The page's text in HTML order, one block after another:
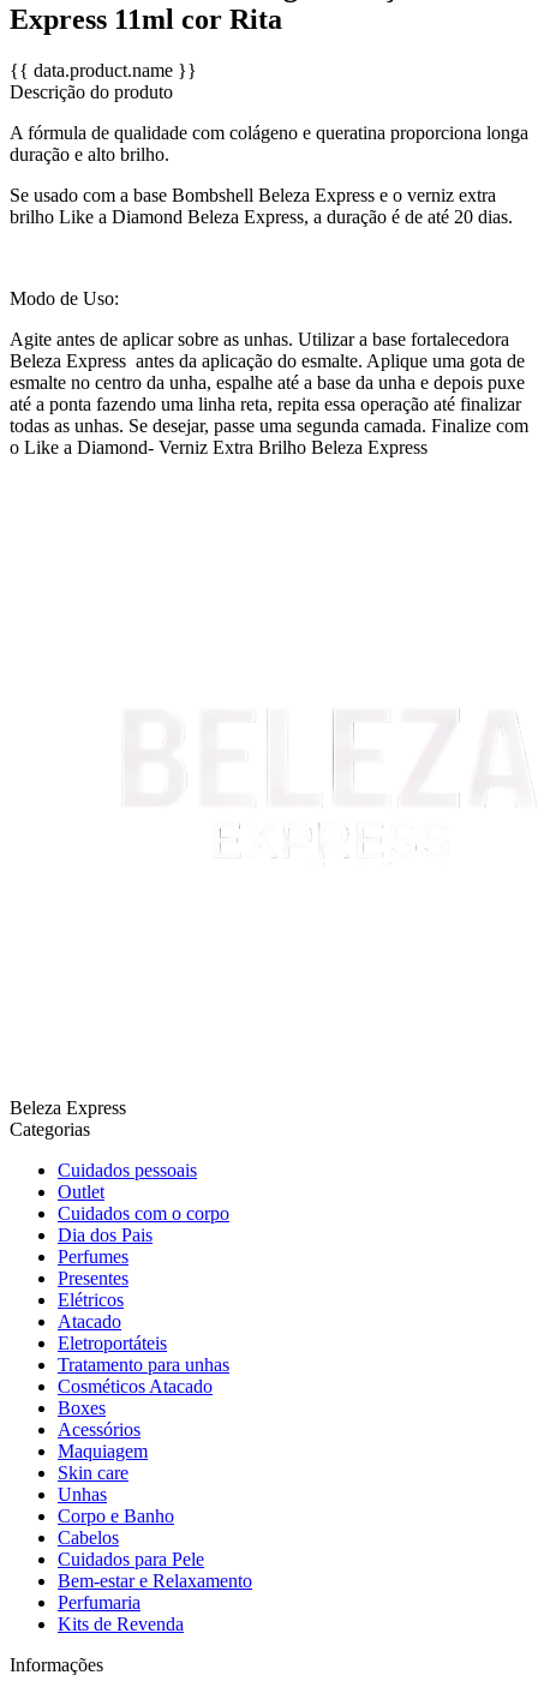
Express 11ml cor Rita
{{ data.product.name }}
Descrição do produto
A fórmula de qualidade com colágeno e queratina proporciona longa
duração e alto brilho.
Se usado com a base Bombshell Beleza Express e o verniz extra
brilho Like a Diamond Beleza Express, a duração é de até 20 dias.
Modo de Uso:
Agite antes de aplicar sobre as unhas. Utilizar a base fortalecedora
Beleza Express antes da aplicação do esmalte. Aplique uma gota de
esmalte no centro da unha, espalhe até a base da unha e depois puxe
até a ponta fazendo uma linha reta, repita essa operação até finalizar
todas as unhas. Se desejar, passe uma segunda camada. Finalize com
o Like a Diamond- Verniz Extra Brilho Beleza Express
Beleza Express
Categorias
Cuidados pessoais
Outlet
Cuidados com o corpo
Dia dos Pais
Perfumes
Presentes
Elétricos
Atacado
Eletroportáteis
Tratamento para unhas
Cosméticos Atacado
Boxes
Acessórios
Maquiagem
Skin care
Unhas
Corpo e Banho
Cabelos
Cuidados para Pele
Bem-estar e Relaxamento
Perfumaria
Kits de Revenda
Informações